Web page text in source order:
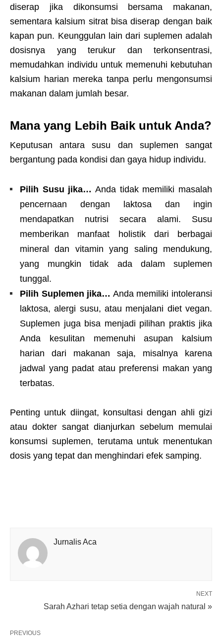
diserap jika dikonsumsi bersama makanan,
sementara kalsium sitrat bisa diserap dengan baik
kapan pun. Keunggulan lain dari suplemen adalah
dosisnya yang terukur dan terkonsentrasi,
memudahkan individu untuk memenuhi kebutuhan
kalsium harian mereka tanpa perlu mengonsumsi
makanan dalam jumlah besar.
Mana yang Lebih Baik untuk Anda?
Keputusan antara susu dan suplemen sangat
bergantung pada kondisi dan gaya hidup individu.
Pilih Susu jika… Anda tidak memiliki masalah
pencernaan dengan laktosa dan ingin
mendapatkan nutrisi secara alami. Susu
memberikan manfaat holistik dari berbagai
mineral dan vitamin yang saling mendukung,
yang mungkin tidak ada dalam suplemen
tunggal.
Pilih Suplemen jika… Anda memiliki intoleransi
laktosa, alergi susu, atau menjalani diet vegan.
Suplemen juga bisa menjadi pilihan praktis jika
Anda kesulitan memenuhi asupan kalsium
harian dari makanan saja, misalnya karena
jadwal yang padat atau preferensi makan yang
terbatas.
Penting untuk diingat, konsultasi dengan ahli gizi
atau dokter sangat dianjurkan sebelum memulai
konsumsi suplemen, terutama untuk menentukan
dosis yang tepat dan menghindari efek samping.
Jurnalis Aca
NEXT
Sarah Azhari tetap setia dengan wajah natural »
PREVIOUS